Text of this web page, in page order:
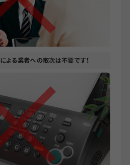
による業者への取次は不要です！